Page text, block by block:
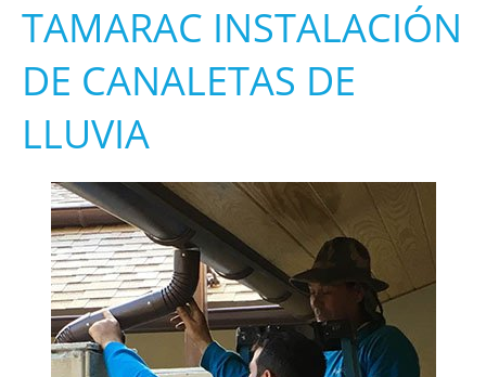
TAMARAC INSTALACIÓN
DE CANALETAS DE
LLUVIA